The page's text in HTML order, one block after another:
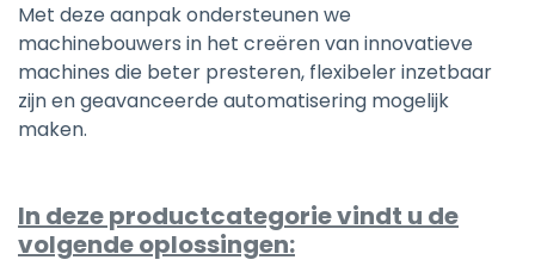
Met deze aanpak ondersteunen we
machinebouwers in het creëren van innovatieve
machines die beter presteren, flexibeler inzetbaar
zijn en geavanceerde automatisering mogelijk
maken.
In deze productcategorie vindt u de
volgende oplossingen: